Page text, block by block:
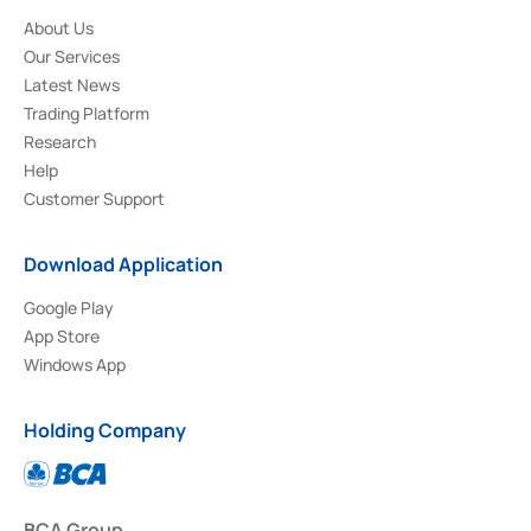
About Us
Our Services
Latest News
Trading Platform
Research
Help
Customer Support
Download Application
Google Play
App Store
Windows App
Holding Company